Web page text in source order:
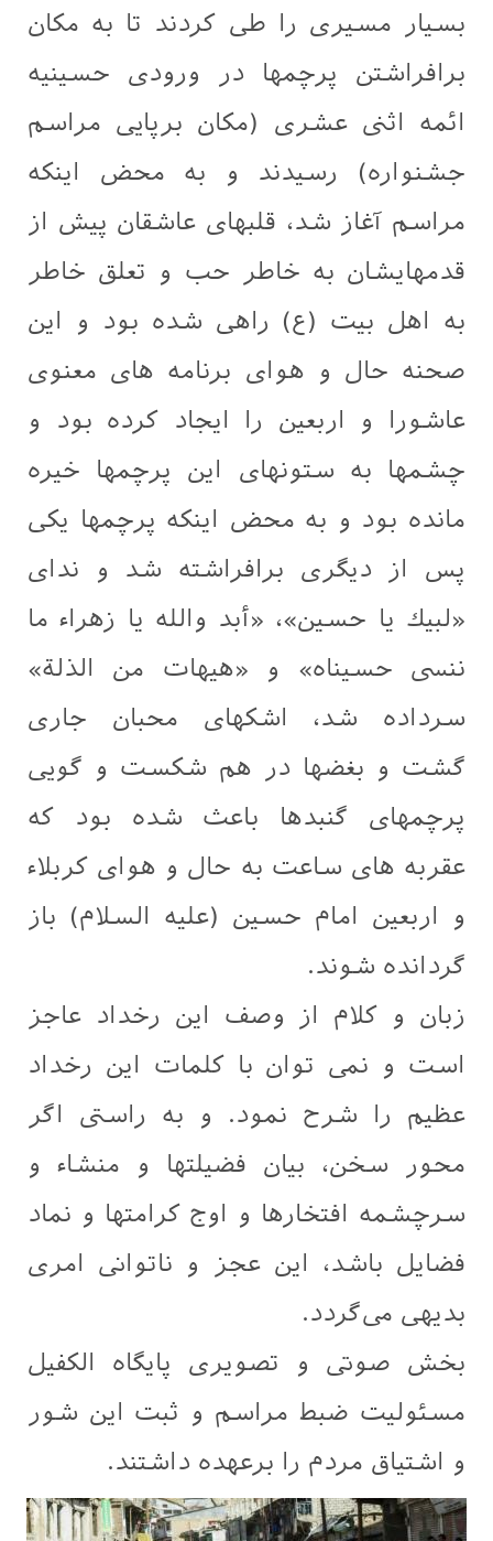
بسیار مسیری را طی كردند تا به مكان
برافراشتن پرچمها در ورودی حسینیه
ائمه اثنی عشری (مكان برپایی مراسم
جشنواره) رسیدند و به محض اینكه
مراسم آغاز شد، قلبهای عاشقان پیش از
قدمهایشان به خاطر حب و تعلق خاطر
به اهل بیت (ع) راهی شده بود و این
صحنه حال و هوای برنامه های معنوی
عاشورا و اربعین را ایجاد کرده بود و
چشمها به ستونهای این پرچمها خیره
مانده بود و به محض اینكه پرچمها یكی
پس از دیگری برافراشته شد و ندای
«لبیك یا حسین»، «أبد والله یا زهراء ما
ننسی حسیناه» و «هیهات من الذلة»
سرداده شد، اشكهای محبان جاری
گشت و بغضها در هم شكست و گویی
پرچمهای گنبدها باعث شده بود كه
عقربه‌ های ساعت به حال و هوای كربلاء
و اربعین امام حسین (علیه السلام) باز
گردانده شوند.
زبان و کلام از وصف این رخداد عاجز
است و نمی توان با کلمات این رخداد
عظیم را شرح نمود. و به راستی اگر
محور سخن، بیان فضیلتها و منشاء و
سرچشمه افتخارها و اوج كرامتها و نماد
فضایل باشد، این عجز و ناتوانی امری
بدیهی می‌گردد.
بخش صوتی و تصویری پایگاه الکفیل
مسئولیت ضبط مراسم و ثبت این شور
و اشتیاق مردم را برعهده داشتند.